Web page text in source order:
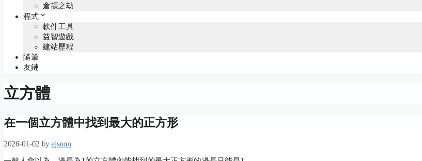
倉頡之劫
程式
軟件工具
益智遊戲
建站歷程
隨筆
友鏈
立方體
在一個立方體中找到最大的正方形
2026-01-02 by ejsoon